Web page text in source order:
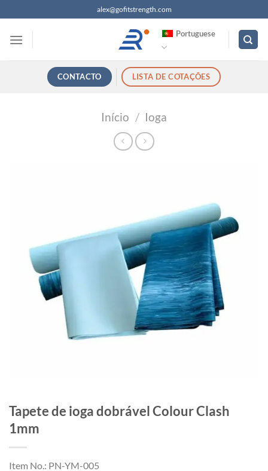
para
conteúdo
alex@gofitstrength.com
Portuguese
CONTACTO LISTA DE COTAÇÕES
Início / Ioga
Tapete de ioga dobrável Colour Clash
1mm
Item No.: PN-YM-005